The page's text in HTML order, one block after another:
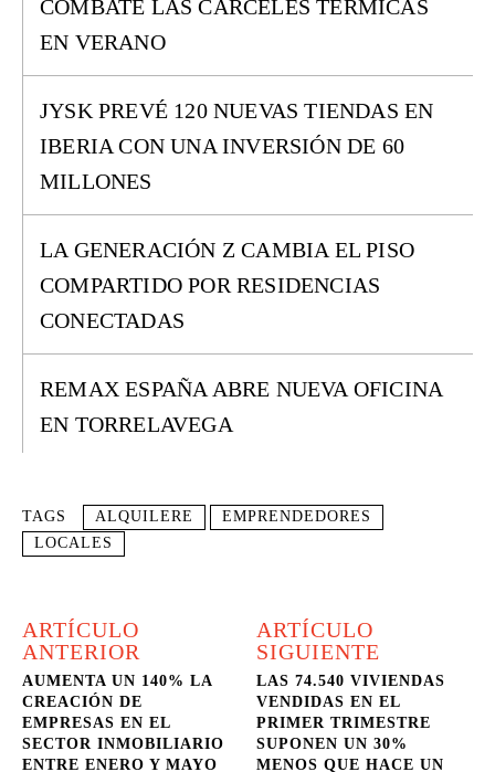
COMBATE LAS CÁRCELES TÉRMICAS
EN VERANO
JYSK PREVÉ 120 NUEVAS TIENDAS EN
IBERIA CON UNA INVERSIÓN DE 60
MILLONES
LA GENERACIÓN Z CAMBIA EL PISO
COMPARTIDO POR RESIDENCIAS
CONECTADAS
REMAX ESPAÑA ABRE NUEVA OFICINA
EN TORRELAVEGA
TAGS ALQUILERE
EMPRENDEDORES
LOCALES
ARTÍCULO
ANTERIOR
AUMENTA UN 140% LA
CREACIÓN DE
EMPRESAS EN EL
SECTOR INMOBILIARIO
ENTRE ENERO Y MAYO
ARTÍCULO
SIGUIENTE
LAS 74.540 VIVIENDAS
VENDIDAS EN EL
PRIMER TRIMESTRE
SUPONEN UN 30%
MENOS QUE HACE UN